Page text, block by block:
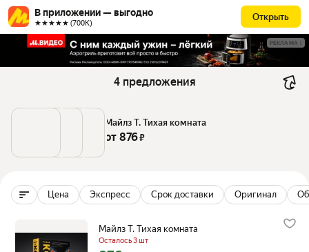
В приложении — выгодно
★★★★★ (700К)
Открыть
РЕКЛАМА
4 предложения
Майлз Т. Тихая комната
от 876 ₽
Цена Экспресс Срок доставки Оригинал
Майлз Т. Тихая комната
Осталось 3 шт